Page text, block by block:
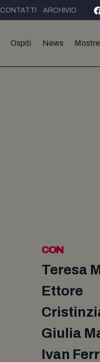
CONTATTI ARCHIVIO
Ospiti News Mostre
CON
Teresa
Ettore
Giulia
Ivan